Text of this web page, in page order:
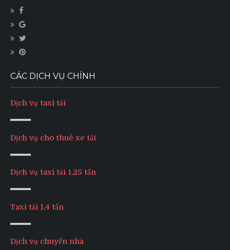
CÁC DỊCH VỤ CHÍNH
Dịch vụ taxi tải
Dịch vụ cho thuê xe tải
Dịch vụ taxi tải 1,25 tấn
Taxi tải 1,4 tấn
Dịch vụ chuyển nhà